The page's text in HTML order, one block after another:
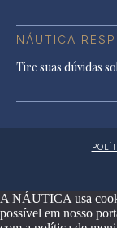
NÁUTICA
Tire suas dúvidas
A NÁUTICA usa
possível em nosso